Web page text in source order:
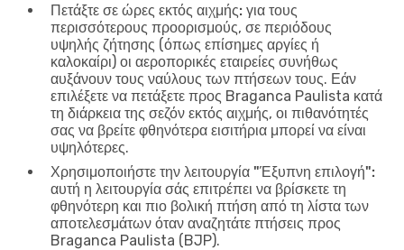
Πετάξτε σε ώρες εκτός αιχμής: για τους
περισσότερους προορισμούς, σε περιόδους
υψηλής ζήτησης (όπως επίσημες αργίες ή
καλοκαίρι) οι αεροπορικές εταιρείες συνήθως
αυξάνουν τους ναύλους των πτήσεων τους. Εάν
επιλέξετε να πετάξετε προς Braganca Paulista κατά
τη διάρκεια της σεζόν εκτός αιχμής, οι πιθανότητές
σας να βρείτε φθηνότερα εισιτήρια μπορεί να είναι
υψηλότερες.
Χρησιμοποιήστε την λειτουργία "Έξυπνη επιλογή":
αυτή η λειτουργία σάς επιτρέπει να βρίσκετε τη
φθηνότερη και πιο βολική πτήση από τη λίστα των
αποτελεσμάτων όταν αναζητάτε πτήσεις προς
Braganca Paulista (BJP).